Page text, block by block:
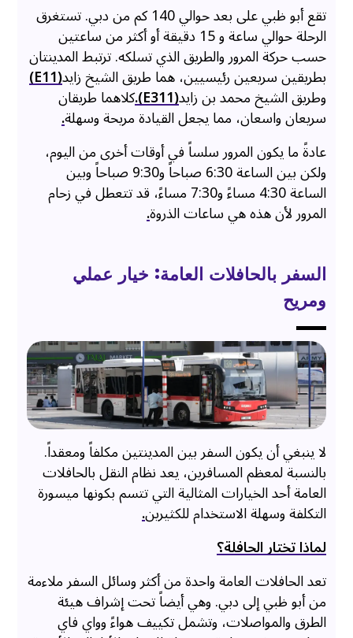
تقع أبو ظبي على بعد حوالي 140 كم من دبي. تستغرق
الرحلة حوالي ساعة و 15 دقيقة أو أكثر من ساعتين
حسب حركة المرور والطريق الذي تسلكه. ترتبط المدينتان
بطريقين سريعين رئيسيين، هما طريق الشيخ زايد(E11)
وطريق الشيخ محمد بن زايد(E311). كلاهما طريقان
سريعان واسعان، مما يجعل القيادة مريحة وسهلة.
عادةً ما يكون المرور سلساً في أوقات أخرى من اليوم،
ولكن بين الساعة 6:30 صباحاً و9:30 صباحاً وبين
الساعة 4:30 مساءً و7:30 مساءً، قد تتعطل في زحام
المرور لأن هذه هي ساعات الذروة.
السفر بالحافلات العامة: خيار عملي
ومريح
لا ينبغي أن يكون السفر بين المدينتين مكلفاً ومعقداً.
بالنسبة لمعظم المسافرين، يعد نظام النقل بالحافلات
العامة أحد الخيارات المثالية التي تتسم بكونها ميسورة
التكلفة وسهلة الاستخدام للكثيرين.
لماذا تختار الحافلة؟
تعد الحافلات العامة واحدة من أكثر وسائل السفر ملاءمة
من أبو ظبي إلى دبي. وهي أيضاً تحت إشراف هيئة
الطرق والمواصلات، وتشمل تكييف هواءً وواي فاي